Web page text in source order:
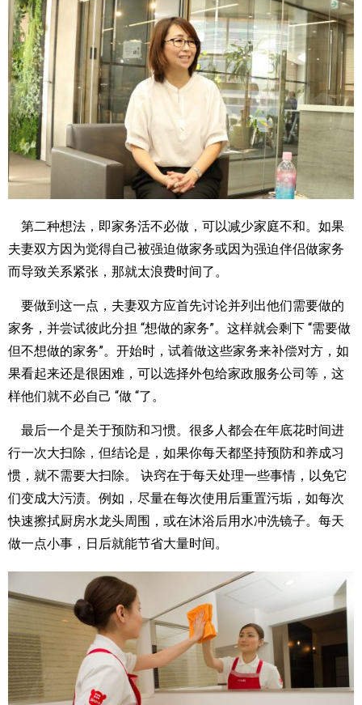
第二种想法，即家务活不必做，可以减少家庭不和。如果
夫妻双方因为觉得自己被强迫做家务或因为强迫伴侣做家务
而导致关系紧张，那就太浪费时间了。
要做到这一点，夫妻双方应首先讨论并列出他们需要做的
家务，并尝试彼此分担 “想做的家务”。这样就会剩下 “需要做
但不想做的家务”。开始时，试着做这些家务来补偿对方，如
果看起来还是很困难，可以选择外包给家政服务公司等，这
样他们就不必自己 “做 “了。
最后一个是关于预防和习惯。很多人都会在年底花时间进
行一次大扫除，但结论是，如果你每天都坚持预防和养成习
惯，就不需要大扫除。 诀窍在于每天处理一些事情，以免它
们变成大污渍。例如，尽量在每次使用后重置污垢，如每次
快速擦拭厨房水龙头周围，或在沐浴后用水冲洗镜子。每天
做一点小事，日后就能节省大量时间。